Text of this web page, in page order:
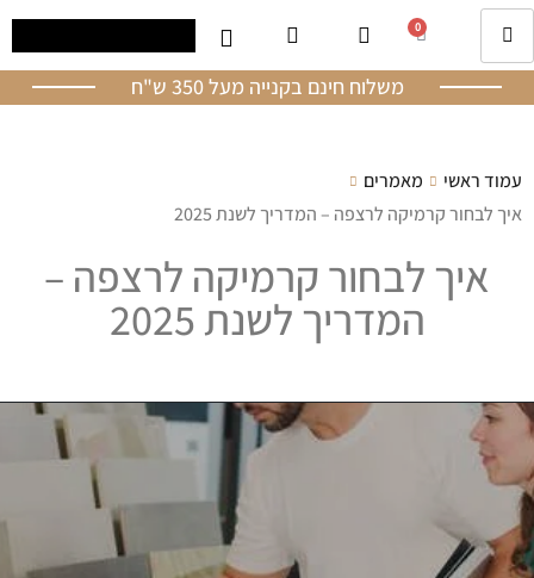
0
משלוח חינם בקנייה מעל 350 ש"ח
עמוד ראשי
מאמרים
איך לבחור קרמיקה לרצפה – המדריך לשנת 2025
איך לבחור קרמיקה לרצפה –
המדריך לשנת 2025